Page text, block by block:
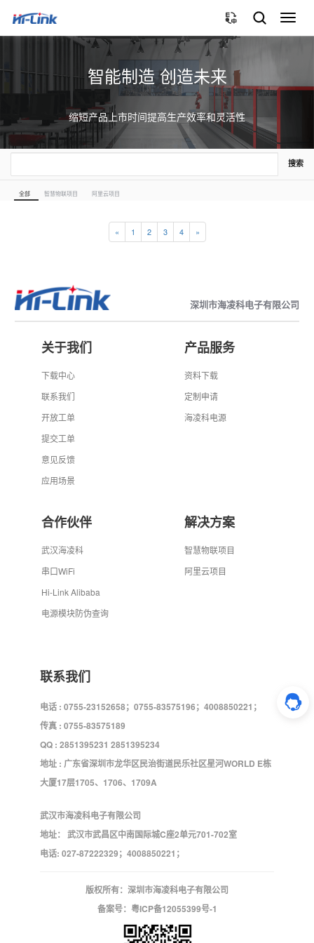
切
换
智能制造 创造未来
缩短产品上市时间提高生产效率和灵活性
搜索
全部 智慧物联项目 阿里云项目
« 1 2 3 4 »
深圳市海凌科电子有限公司
关于我们
下载中心
联系我们
开放工单
提交工单
意见反馈
应用场景
产品服务
资料下载
定制申请
海凌科电源
合作伙伴
武汉海凌科
串口WiFi
Hi-Link Alibaba
电源模块防伪查询
解决方案
智慧物联项目
阿里云项目
联系我们
电话 : 0755-23152658；0755-83575196；4008850221；
传真 : 0755-83575189
QQ : 2851395231 2851395234
地址 : 广东省深圳市龙华区民治街道民乐社区星河WORLD E栋
大厦17层1705、1706、1709A
武汉市海凌科电子有限公司
地址： 武汉市武昌区中南国际城C座2单元701-702室
电话: 027-87222329；4008850221；
版权所有：深圳市海凌科电子有限公司
备案号： 粤ICP备12055399号-1